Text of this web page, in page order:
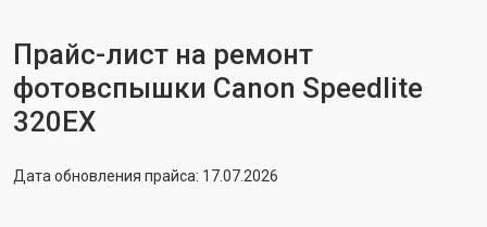
Прайс-лист на ремонт
фотовспышки Canon Speedlite
320EX
Дата обновления прайса: 17.07.2026